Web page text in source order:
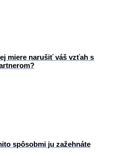
miere narušiť váš vzťah s
spôsobmi ju zažehnáte